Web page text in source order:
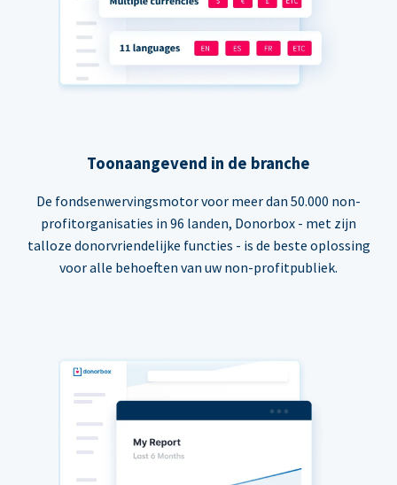
Toonaangevend in de branche
De fondsenwervingsmotor voor meer dan 50.000 non-
profitorganisaties in 96 landen, Donorbox - met zijn
talloze donorvriendelijke functies - is de beste oplossing
voor alle behoeften van uw non-profitpubliek.